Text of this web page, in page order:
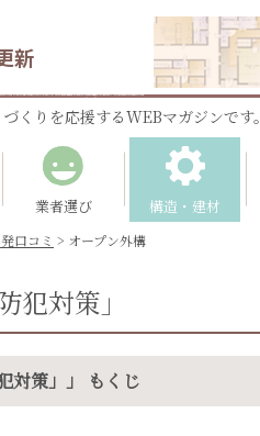
新
くりを応援するWEBマガジンです。
業者選び 構造・建材
口コミ > オープン外構
対策」
対策」」 もくじ